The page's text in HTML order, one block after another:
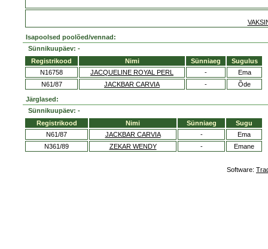
Isapoolsed poolõed/vennad:
Sünnikuupäev: -
Registrikood
Nimi Sünniaeg
Sugulus
N16758
JACQUELINE ROYAL PERL -
Ema
N61/87
JACKBAR CARVIA - Õde
Järglased:
Sünnikuupäev: -
Registrikood
Nimi Sünniaeg
Sugu
N61/87
JACKBAR CARVIA -
Ema
N361/89
ZEKAR WENDY - Emane
Software: